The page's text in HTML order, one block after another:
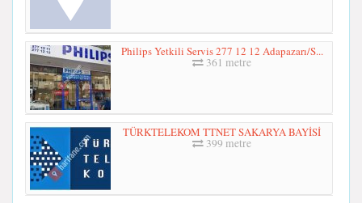
Philips Yetkili Servis 277 12 12 Adapazarı/S...
361 metre
TÜRKTELEKOM TTNET SAKARYA BAYİSİ
399 metre